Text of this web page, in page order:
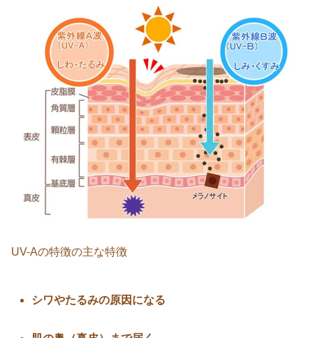
UV-Aの特徴の主な特徴
シワやたるみの原因になる